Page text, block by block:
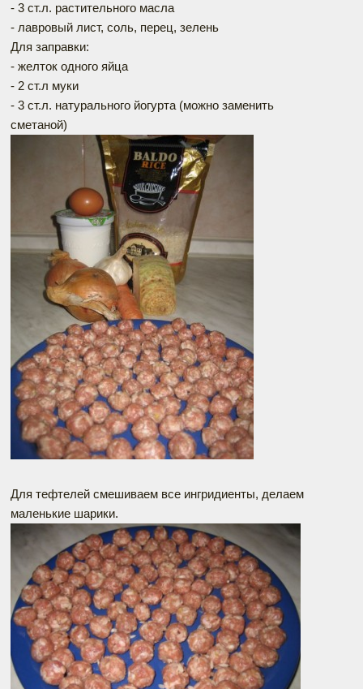
- 3 ст.л. растительного масла
- лавровый лист, соль, перец, зелень
Для заправки:
- желток одного яйца
- 2 ст.л муки
- 3 ст.л. натурального йогурта (можно заменить
сметаной)
Для тефтелей смешиваем все ингридиенты, делаем
маленькие шарики.